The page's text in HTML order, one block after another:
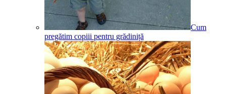
Cum
pregătim copiii pentru grădiniță